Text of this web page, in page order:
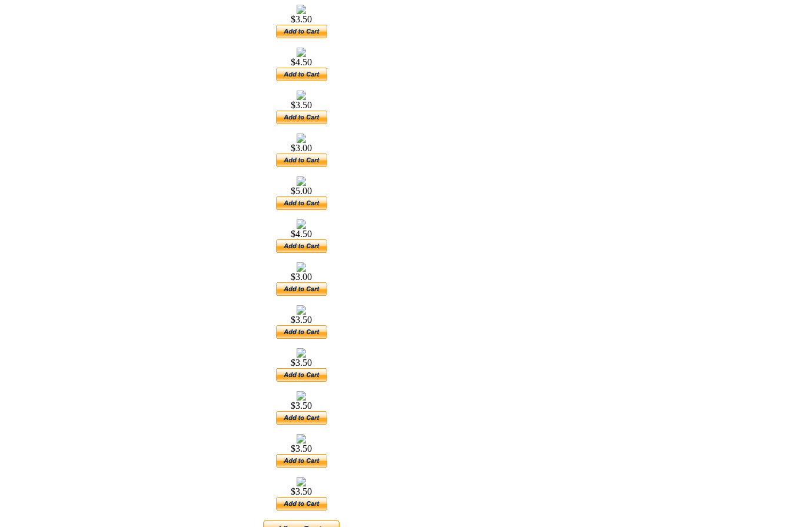
$3.50
$4.50
$3.50
$3.00
$5.00
$4.50
$3.00
$3.50
$3.50
$3.50
$3.50
$3.50